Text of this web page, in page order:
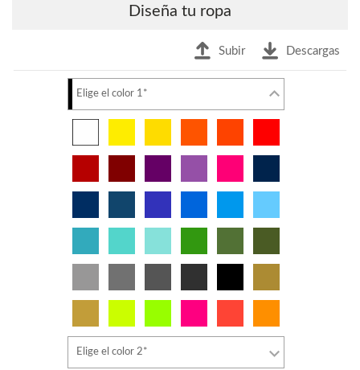
Diseña tu ropa
Subir Descargas
Elige el color 1*
Elige el color 2*